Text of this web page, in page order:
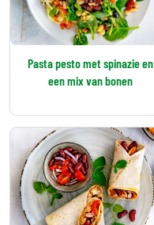
Pasta pesto met spinazie en
een mix van bonen